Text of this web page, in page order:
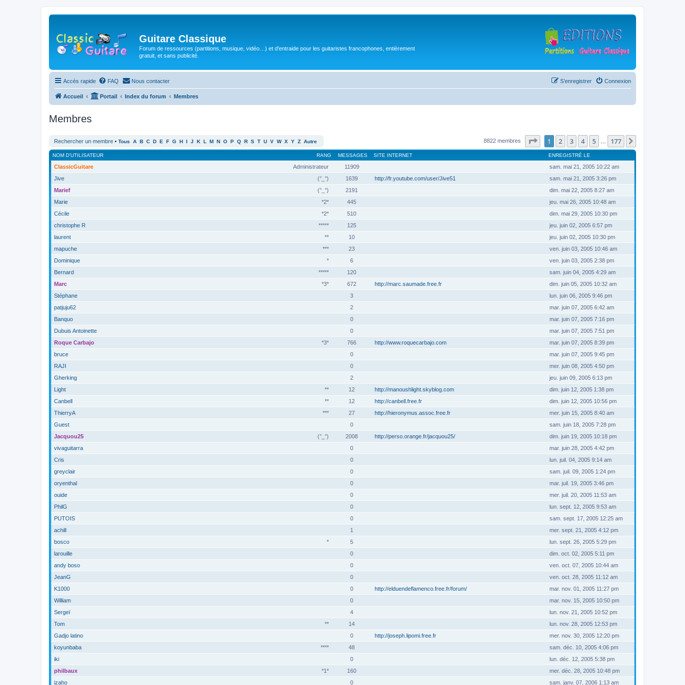
Guitare Classique
Forum de ressources (partitions, musique, vidéo…) et d'entraide pour les guitaristes francophones, entièrement
gratuit, et sans publicité.
Accès rapide FAQ Nous contacter Connexion
S’enregistrer
Accueil Portail Index du forum Membres
Membres
Rechercher un membre • Tous A B C D E F G H I J K L M N O P Q R S T U V W X Y Z Autre 8822 membres Page sur177
1 2 3 4 5 177
RANG
NOM D’UTILISATEUR MESSAGES SITE INTERNET ENREGISTRÉ LE
Administrateur
ClassicGuitare 11909
sam. mai 21, 2005 10:22 am
(°_°)
Jive 1639 http://fr.youtube.com/user/Jive51
sam. mai 21, 2005 3:26 pm
(°_°)
Marief 2191
dim. mai 22, 2005 8:27 am
*2*
Marie 445
jeu. mai 26, 2005 10:48 am
*2*
Cécile 510
dim. mai 29, 2005 10:30 pm
*****
christophe R 125
jeu. juin 02, 2005 6:57 pm
**
laurent 10
jeu. juin 02, 2005 10:30 pm
***
mapuche 23
ven. juin 03, 2005 10:46 am
*
Dominique 6
ven. juin 03, 2005 2:38 pm
*****
Bernard 120
sam. juin 04, 2005 4:29 am
*3*
Marc 672 http://marc.saumade.free.fr
dim. juin 05, 2005 10:32 am
Stéphane
3
lun. juin 06, 2005 9:46 pm
patjuju62
2
mar. juin 07, 2005 6:42 am
Banquo
0
mar. juin 07, 2005 7:16 pm
Dubuis Antoinette
0
mar. juin 07, 2005 7:51 pm
*3*
Roque Carbajo 766 http://www.roquecarbajo.com
mar. juin 07, 2005 8:39 pm
bruce
0
mar. juin 07, 2005 9:45 pm
RAJI
0
mer. juin 08, 2005 4:50 pm
Gherking
2
jeu. juin 09, 2005 6:13 pm
**
Light 12 http://manoushlight.skyblog.com
dim. juin 12, 2005 1:38 pm
**
Canbell 12 http://canbell.free.fr
dim. juin 12, 2005 10:56 pm
***
ThierryA 27 http://hieronymus.assoc.free.fr
mer. juin 15, 2005 8:40 am
Guest
0
sam. juin 18, 2005 7:28 pm
(°_°)
Jacquou25 2008 http://perso.orange.fr/jacquou25/
dim. juin 19, 2005 10:18 pm
vivaguitarra
0
mar. juin 28, 2005 4:42 pm
Cris
0
lun. juil. 04, 2005 9:14 am
greyclair
0
sam. juil. 09, 2005 1:24 pm
oryenthal
0
mar. juil. 19, 2005 3:46 pm
ouide
0
mer. juil. 20, 2005 11:53 am
PhilG
0
lun. sept. 12, 2005 9:53 am
PUTOIS
0
sam. sept. 17, 2005 12:25 am
achill
1
mer. sept. 21, 2005 4:12 pm
*
bosco 5
lun. sept. 26, 2005 5:29 pm
larouille
0
dim. oct. 02, 2005 5:11 pm
andy boso
0
ven. oct. 07, 2005 10:44 am
JeanG
0
ven. oct. 28, 2005 11:12 am
K1000
0 http://elduendeflamenco.free.fr/forum/
mar. nov. 01, 2005 11:27 pm
William
0
mar. nov. 15, 2005 10:50 pm
Sergeï
4
lun. nov. 21, 2005 10:52 pm
**
Tom 14
lun. nov. 28, 2005 12:53 pm
Gadjo latino
0 http://joseph.lipomi.free.fr
mer. nov. 30, 2005 12:20 pm
****
koyunbaba 48
sam. déc. 10, 2005 4:06 pm
iki
0
lun. déc. 12, 2005 5:38 pm
*1*
philbaux 160
mer. déc. 28, 2005 10:48 pm
izaho
0 sam. janv. 07, 2006 1:13 am